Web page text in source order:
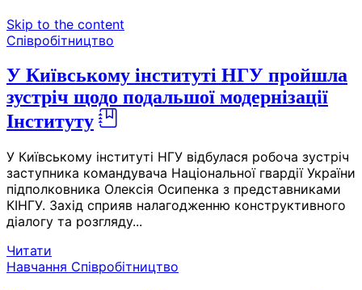
Skip to the content
Співробітництво
У Київському інституті НГУ пройшла
зустріч щодо подальшої модернізації
Інституту
У Київському інституті НГУ відбулася робоча зустріч
заступника командувача Національної гвардії України
підполковника Олексія Осипенка з представниками
КІНГУ. Захід сприяв налагодженню конструктивного
діалогу та розгляду...
Читати
Навчання Співробітництво